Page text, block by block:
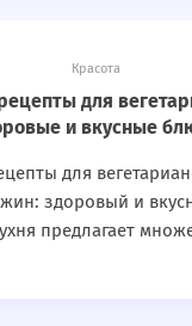
Красота
для
и вкусные
для
здоровый и
предлагает